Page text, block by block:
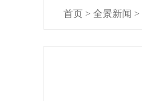
首页 > 全景新闻 >